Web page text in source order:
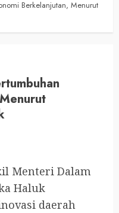
Berkelanjutan, Menurut
Menteri Dalam
Haluk
daerah